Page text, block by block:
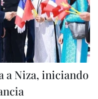
a Niza, iniciando